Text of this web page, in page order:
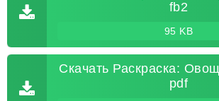
fb2
95 KB
Скачать Раскраска:
pdf